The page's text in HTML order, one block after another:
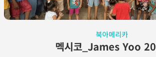
북아메리카
멕시코_James Yoo